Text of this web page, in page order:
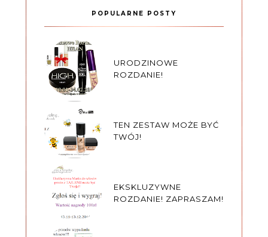
POPULARNE POSTY
URODZINOWE
ROZDANIE!
TEN ZESTAW MOŻE BYĆ
TWÓJ!
EKSKLUZYWNE
ROZDANIE! ZAPRASZAM!